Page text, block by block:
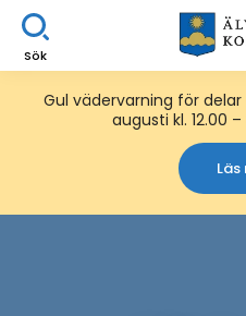
Sök
Gul vädervarning för
augusti kl. 12.00
Läs